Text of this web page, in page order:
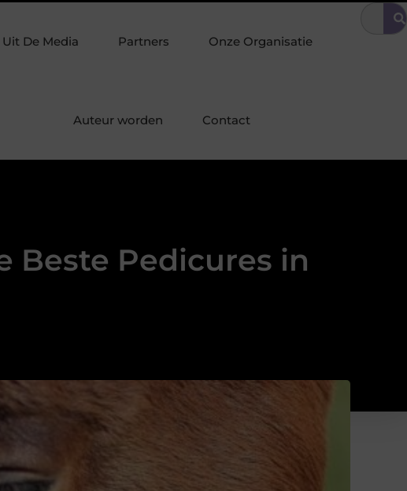
en prettige omgeving Tuinonderhoud tilt uw interieurstijl door naar
Uit De Media Partners Onze Organisatie
Auteur worden Contact
Beste Pedicures in